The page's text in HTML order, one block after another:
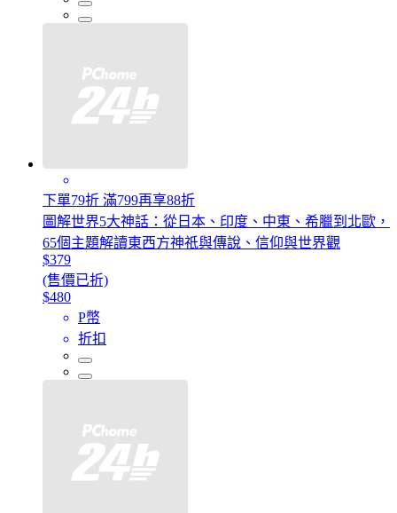
下單79折 滿799再享88折
圖解世界5大神話：從日本、印度、中東、希臘到北歐，
65個主題解讀東西方神祇與傳說、信仰與世界觀
$379
(售價已折)
$480
P幣
折扣